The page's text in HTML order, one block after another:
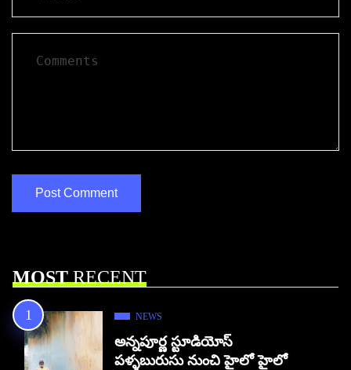
MOSTRECENT
NEWS
అన్నపూర్ణ స్టూడియోస్
పళ్ళబురుసు నుంచి హైలో హైలో